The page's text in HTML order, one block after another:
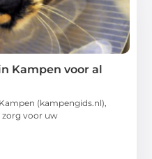
Kampen voor al
(kampengids.nl),
zorg voor uw